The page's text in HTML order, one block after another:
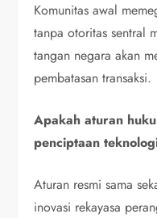
Komunitas awal
tanpa otoritas sentral
tangan negara akan
pembatasan transaksi.
Apakah aturan
penciptaan
Aturan resmi sama
inovasi rekayasa